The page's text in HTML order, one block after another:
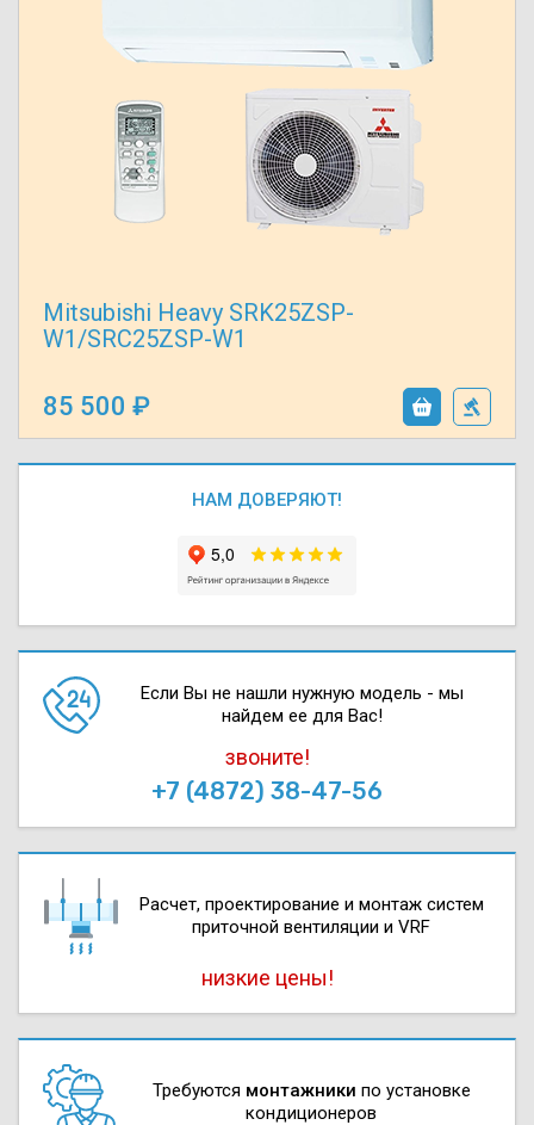
Mitsubishi Heavy SRK25ZSP-
W1/SRC25ZSP-W1
85 500
НАМ ДОВЕРЯЮТ!
Если Вы не нашли нужную модель - мы
найдем ее для Вас!
звоните!
+7 (4872) 38-47-56
Расчет, проектирова­ние и монтаж систем
приточной вентиляции и VRF
низкие цены!
Требуются монтажники по установке
кондиционеров